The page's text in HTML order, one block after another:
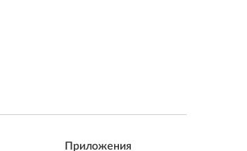
Приложения